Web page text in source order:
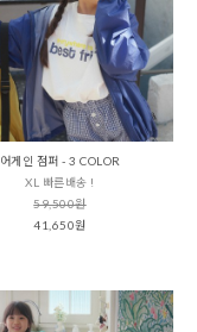
어게인 점퍼 - 3 COLOR
XL 빠른배송 !
59,500원
41,650원